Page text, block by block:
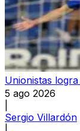
Unionistas
5 ago 2026
Sergio Villardón